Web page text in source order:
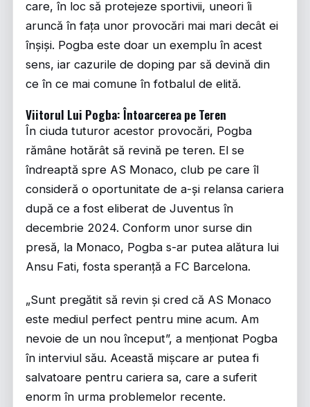
care, în loc să protejeze sportivii, uneori îi
aruncă în fața unor provocări mai mari decât ei
înșiși. Pogba este doar un exemplu în acest
sens, iar cazurile de doping par să devină din
ce în ce mai comune în fotbalul de elită.
Viitorul Lui Pogba: Întoarcerea pe Teren
În ciuda tuturor acestor provocări, Pogba
rămâne hotărât să revină pe teren. El se
îndreaptă spre AS Monaco, club pe care îl
consideră o oportunitate de a-și relansa cariera
după ce a fost eliberat de Juventus în
decembrie 2024. Conform unor surse din
presă, la Monaco, Pogba s-ar putea alătura lui
Ansu Fati, fosta speranță a FC Barcelona.
„Sunt pregătit să revin și cred că AS Monaco
este mediul perfect pentru mine acum. Am
nevoie de un nou început”, a menționat Pogba
în interviul său. Această mișcare ar putea fi
salvatoare pentru cariera sa, care a suferit
enorm în urma problemelor recente.